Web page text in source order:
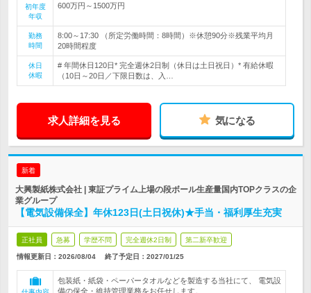
初年度
年収
600万円～1500万円
勤務
時間
8:00～17:30 （所定労働時間：8時間）※休憩90分※残業平均月
20時間程度
休日
休暇
# 年間休日120日* 完全週休2日制（休日は土日祝日）* 有給休暇
（10日～20日／下限日数は、入…
求人詳細を見る 気になる
新着
大興製紙株式会社 | 東証プライム上場の段ボール生産量国内TOPクラスの企
業グループ
【電気設備保全】年休123日(土日祝休)★手当・福利厚生充実
正社員 急募 学歴不問 完全週休2日制 第二新卒歓迎
情報更新日：2026/08/04 終了予定日： 2027/01/25
包装紙・紙袋・ペーパータオルなどを製造する当社にて、 電気設
備の保全・維持管理業務をお任せします。